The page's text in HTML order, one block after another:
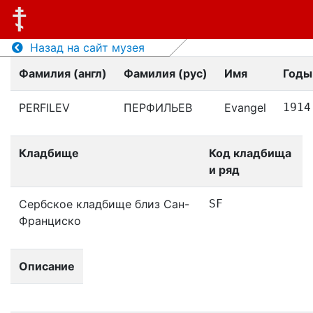
Назад на сайт музея
Фамилия (англ)
Фамилия (рус) Имя
PERFILEV ПЕРФИЛЬЕВ Evangel 1914
Кладбище
Код кладбища
и ряд
Сербское кладбище близ Сан-
Франциско
SF
Описание